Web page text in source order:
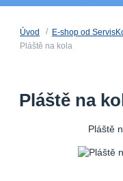
Úvod E-shop od
Pláště na kola
Pláště na
Pláště